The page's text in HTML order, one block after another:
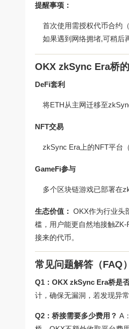
提醒事项：
首次使用需授权代币合约
如果遇到网络拥堵,可稍后
OKX zkSync Era桥
DeFi套利
将ETH从主网迁移至
NFT交易
zkSync Era上的NFT平台
GameFi参与
多个区块链游戏已部署在
生态价值： OKX作为行业头
槛，用户能更自然地接触
接来的代币。
常见问题解答（FAQ）
Q1：OKX zkSync Era桥是
计，确保无漏洞，若发现异
Q2：桥接需要多少费用？ A